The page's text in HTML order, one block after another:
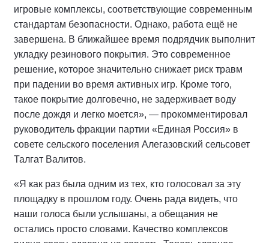
игровые комплексы, соответствующие современным
стандартам безопасности. Однако, работа ещё не
завершена. В ближайшее время подрядчик выполнит
укладку резинового покрытия. Это современное
решение, которое значительно снижает риск травм
при падении во время активных игр. Кроме того,
такое покрытие долговечно, не задерживает воду
после дождя и легко моется», — прокомментировал
руководитель фракции партии «Единая Россия» в
совете сельского поселения Алегазовский сельсовет
Талгат Валитов.
«Я как раз была одним из тех, кто голосовал за эту
площадку в прошлом году. Очень рада видеть, что
наши голоса были услышаны, а обещания не
остались просто словами. Качество комплексов